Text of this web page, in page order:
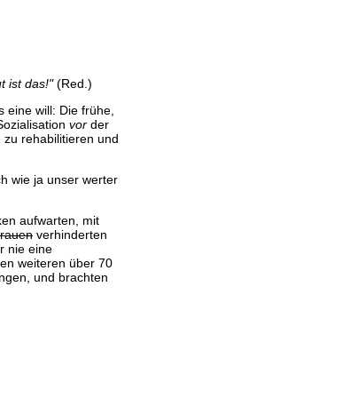
ist das!"(Red.)
eine will: Die frühe,
vor der
rehabilitieren und
wie ja unser werter
aufwarten, mit
verhinderten
nie eine
weiteren über 70
und brachten